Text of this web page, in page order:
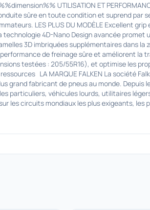
UTILISATION ET
sûre en toute condition et suprend par
LES PLUS DU MODÈLE Excellent
technologie 4D-Nano Design avancée
3D imbriquées supplémentaires dans
de freinage sûre et améliorent la
testées : 205/55R16), et optimise les
LA MARQUE FALKEN La société
grand fabricant de pneus au monde.
particuliers, véhicules lourds, utilitaires
les circuits mondiaux les plus exigeants,